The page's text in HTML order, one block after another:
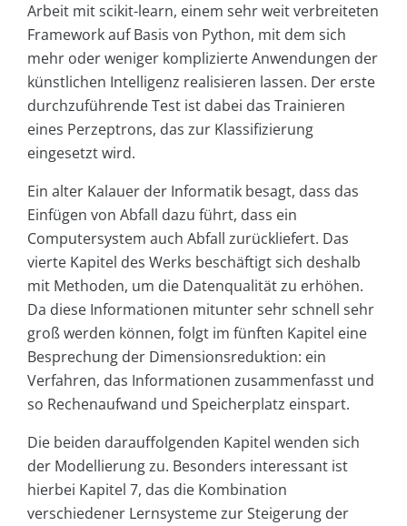
Arbeit mit scikit-learn, einem sehr weit verbreiteten
Framework auf Basis von Python, mit dem sich
mehr oder weniger komplizierte Anwendungen der
künstlichen Intelligenz realisieren lassen. Der erste
durchzuführende Test ist dabei das Trainieren
eines Perzeptrons, das zur Klassifizierung
eingesetzt wird.
Ein alter Kalauer der Informatik besagt, dass das
Einfügen von Abfall dazu führt, dass ein
Computersystem auch Abfall zurückliefert. Das
vierte Kapitel des Werks beschäftigt sich deshalb
mit Methoden, um die Datenqualität zu erhöhen.
Da diese Informationen mitunter sehr schnell sehr
groß werden können, folgt im fünften Kapitel eine
Besprechung der Dimensionsreduktion: ein
Verfahren, das Informationen zusammenfasst und
so Rechenaufwand und Speicherplatz einspart.
Die beiden darauffolgenden Kapitel wenden sich
der Modellierung zu. Besonders interessant ist
hierbei Kapitel 7, das die Kombination
verschiedener Lernsysteme zur Steigerung der